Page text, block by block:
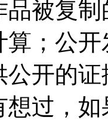
品被复
算；公
开的
想过，